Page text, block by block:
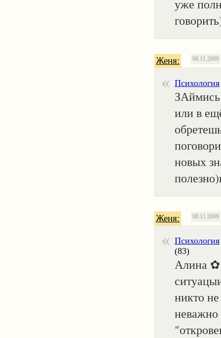
уже
Женя: 08.11.2009
Психология
или в
новых
Женя: 08.11.2009
Психология
(83)
Алина ✿
никто
неважно